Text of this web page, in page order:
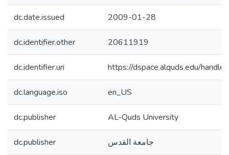
dc.date.issued 2009-01-28
dc.identifier.other 20611919
dc.identifier.uri https://dspace.alquds.edu/
dc.language.iso en_US
dc.publisher AL-Quds University
dc.publisher جامعة القدس